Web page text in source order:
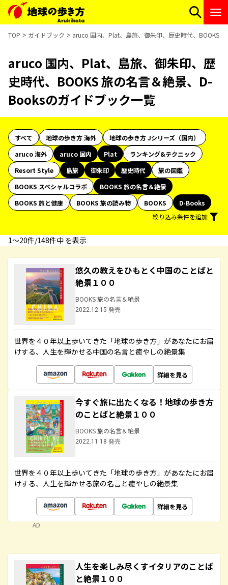
TOP ガイドブック aruco 国内、Plat、島旅、御朱印、歴史時代、BOOKS
aruco 国内、Plat、島旅、御朱印、歴
史時代、BOOKS 旅の名言＆絶景、D-
Booksのガイドブック一覧
すべて 地球の歩き方 海外
地球の歩き方 Jシリーズ（国内）
aruco 海外
aruco 国内 Plat
ランキング&テクニック
Resort Style
島旅 御朱印 歴史時代
旅の図鑑
BOOKS スペシャルコラボ
BOOKS 旅の名言＆絶景
BOOKS 旅と健康
BOOKS 旅の読み物 BOOKS
D-Books
絞り込み条件を追加
1〜20件/148件中 を表示
悠久の教えをひもとく中国のことばと
絶景１００
BOOKS 旅の名言＆絶景
2022.12.15 発売
世界を４０年以上歩いてきた「地球の歩き方」があなたにお届
けする、人生を輝かせる中国の名言と癒やしの絶景集
詳細を見る
今すぐ旅に出たくなる！地球の歩き方
のことばと絶景１００
BOOKS 旅の名言＆絶景
2022.11.18 発売
世界を４０年以上歩いてきた「地球の歩き方」があなたにお届
けする、人生を輝かせる旅の名言と癒やしの絶景集
詳細を見る
AD
人生を楽しみ尽くすイタリアのことば
と絶景１００